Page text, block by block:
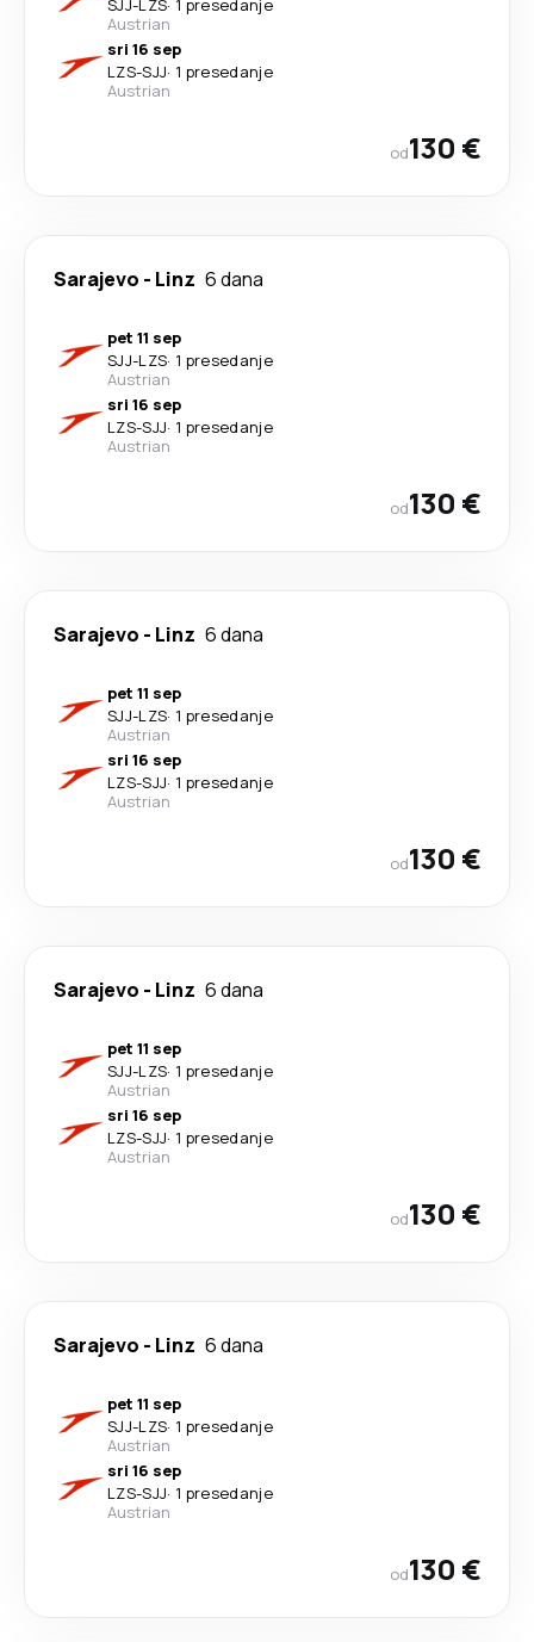
SJJ-LZS· 1 presedanje
Austrian
sri 16 sep
LZS-SJJ· 1 presedanje
Austrian
od130 €
Sarajevo - Linz 6 dana
pet 11 sep
SJJ-LZS· 1 presedanje
Austrian
sri 16 sep
LZS-SJJ· 1 presedanje
Austrian
od130 €
Sarajevo - Linz 6 dana
pet 11 sep
SJJ-LZS· 1 presedanje
Austrian
sri 16 sep
LZS-SJJ· 1 presedanje
Austrian
od130 €
Sarajevo - Linz 6 dana
pet 11 sep
SJJ-LZS· 1 presedanje
Austrian
sri 16 sep
LZS-SJJ· 1 presedanje
Austrian
od130 €
Sarajevo - Linz 6 dana
pet 11 sep
SJJ-LZS· 1 presedanje
Austrian
sri 16 sep
LZS-SJJ· 1 presedanje
Austrian
od130 €